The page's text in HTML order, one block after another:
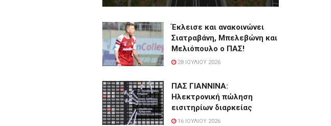
Έκλεισε και ανακοινώνει
Σιατραβάνη, Μπελεβώνη και
Μελιόπουλο ο ΠΑΣ!
28 ΙΟΥΛΊΟΥ 2026
ΠΑΣ ΓΙΑΝΝΙΝΑ:
Hλεκτρονική πώληση
εισιτηρίων διαρκείας
16 ΙΟΥΛΊΟΥ 2026